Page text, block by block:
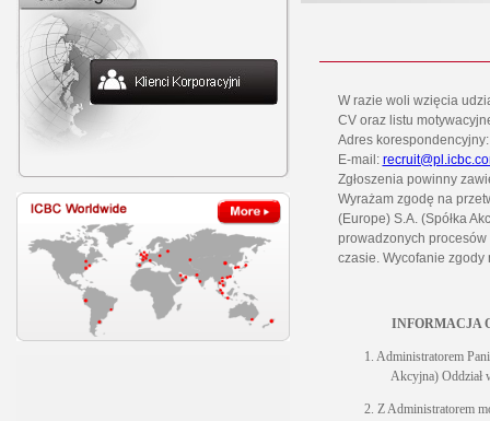
W razie woli wzięcia
CV oraz listu
Adres
E-mail:
Zgłoszenia powinny
Wyrażam zgodę na
(Europe) S.A. (Spółka
prowadzonych
czasie. Wycofanie
INFORMACJA
1. Administratorem
Akcyjna) Oddział
2. Z Administratorem